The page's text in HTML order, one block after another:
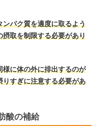
パク質を適度に取るよう
取を制限する必要があり
に体の外に排出するのが
すぎに注意する必要があ
酸の補給